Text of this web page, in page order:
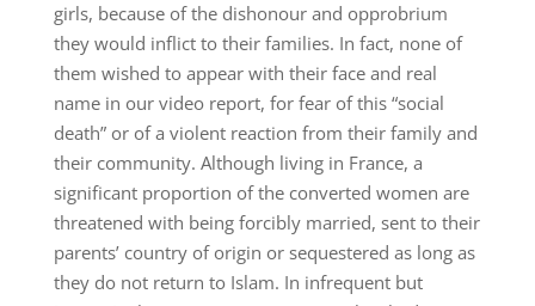
girls, because of the dishonour and opprobrium
they would inflict to their families. In fact, none of
them wished to appear with their face and real
name in our video report, for fear of this “social
death” or of a violent reaction from their family and
their community. Although living in France, a
significant proportion of the converted women are
threatened with being forcibly married, sent to their
parents’ country of origin or sequestered as long as
they do not return to Islam. In infrequent but